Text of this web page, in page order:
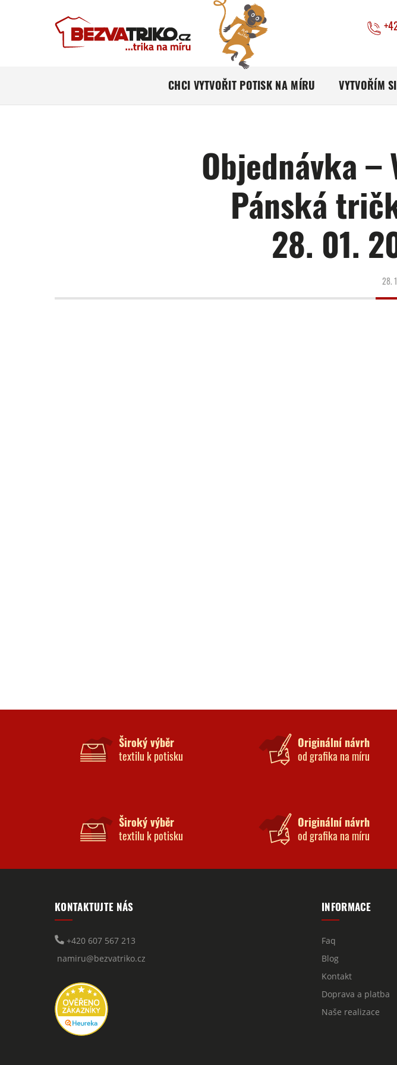
CHCI VYTVOŘIT POTISK NA MÍRU VYTVOŘÍM
Objednávka
Pánská
28. 01.
28.
Široký výběr
textilu k potisku
Originální návrh
od grafika na míru
Široký výběr
textilu k potisku
Originální návrh
od grafika na míru
KONTAKTUJTE NÁS
+420 607 567 213
namiru@bezvatriko.cz
INFORMACE
Faq
Blog
Kontakt
Doprava a platba
Naše realizace